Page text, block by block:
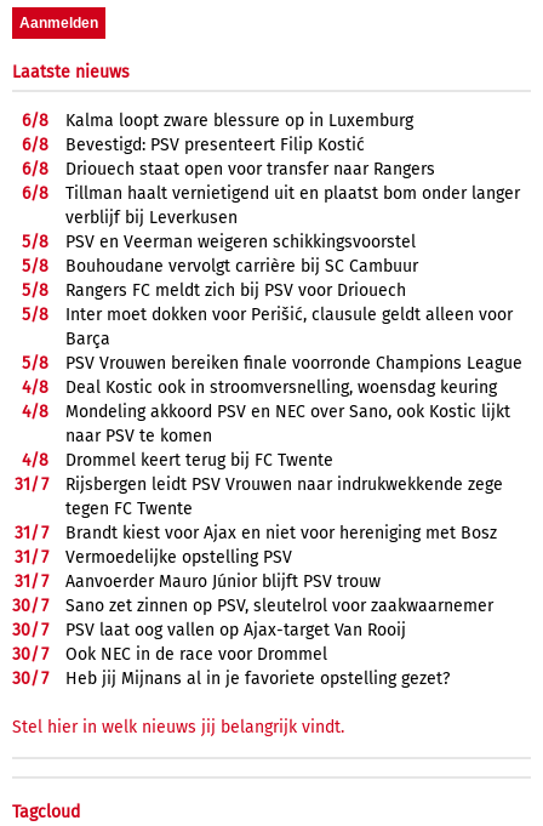
Laatste nieuws
6/8
Kalma loopt zware blessure op in Luxemburg
6/8
Bevestigd: PSV presenteert Filip Kostić
6/8
Driouech staat open voor transfer naar Rangers
6/8
Tillman haalt vernietigend uit en plaatst bom onder langer
verblijf bij Leverkusen
5/8
PSV en Veerman weigeren schikkingsvoorstel
5/8
Bouhoudane vervolgt carrière bij SC Cambuur
5/8
Rangers FC meldt zich bij PSV voor Driouech
5/8
Inter moet dokken voor Perišić, clausule geldt alleen voor
Barça
5/8
PSV Vrouwen bereiken finale voorronde Champions League
4/8
Deal Kostic ook in stroomversnelling, woensdag keuring
4/8
Mondeling akkoord PSV en NEC over Sano, ook Kostic lijkt
naar PSV te komen
4/8
Drommel keert terug bij FC Twente
31/7
Rijsbergen leidt PSV Vrouwen naar indrukwekkende zege
tegen FC Twente
31/7
Brandt kiest voor Ajax en niet voor hereniging met Bosz
31/7
Vermoedelijke opstelling PSV
31/7
Aanvoerder Mauro Júnior blijft PSV trouw
30/7
Sano zet zinnen op PSV, sleutelrol voor zaakwaarnemer
30/7
PSV laat oog vallen op Ajax-target Van Rooij
30/7
Ook NEC in de race voor Drommel
30/7 Heb jij Mijnans al in je favoriete opstelling gezet?
Stel hier in welk nieuws jij belangrijk vindt.
Tagcloud